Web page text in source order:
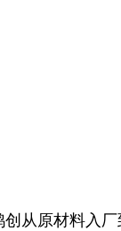
从原材料入厂